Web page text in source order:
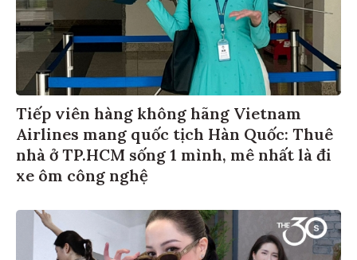
Tiếp viên hàng không hãng Vietnam
Airlines mang quốc tịch Hàn Quốc: Thuê
nhà ở TP.HCM sống 1 mình, mê nhất là đi
xe ôm công nghệ